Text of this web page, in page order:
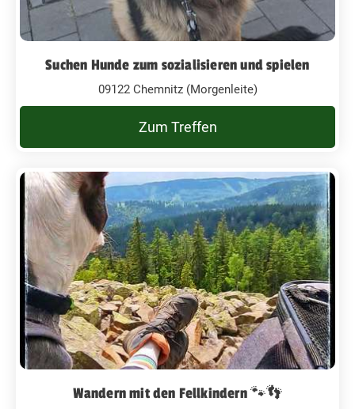
Suchen Hunde zum sozialisieren und spielen
09122 Chemnitz (Morgenleite)
Zum Treffen
Wandern mit den Fellkindern 🐾👣